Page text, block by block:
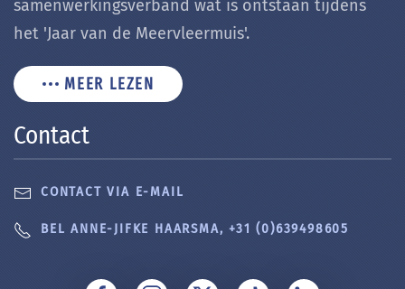
samenwerkingsverband wat is ontstaan tijdens
het 'Jaar van de Meervleermuis'.
MEER LEZEN
Contact
CONTACT VIA E-MAIL
BEL ANNE-JIFKE HAARSMA, +31 (0)639498605